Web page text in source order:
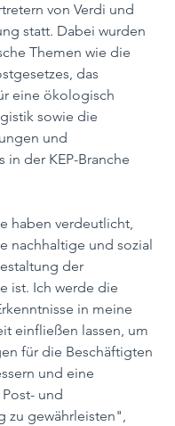
von Verdi und
statt. Dabei wurden
Themen wie die
das
eine ökologisch
sowie die
und
in der KEP-Branche
haben verdeutlicht,
nachhaltige und sozial
der
ist. Ich werde die
in meine
einfließen lassen, um
für die Beschäftigten
und eine
und
zu gewährleisten",